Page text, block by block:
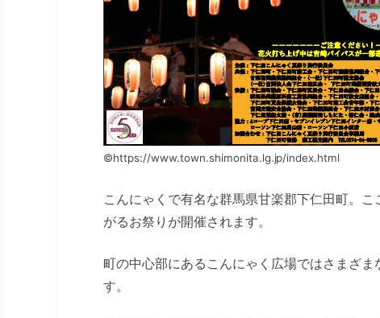
©https://www.town.shimonita.lg.jp/index.html
こんにゃくで有名な群馬県甘楽郡下仁田町。
がるお祭りが開催されます。
町の中心部にあるこんにゃく広場ではさまざ
す。